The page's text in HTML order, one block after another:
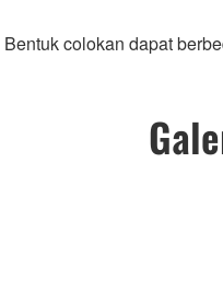
colokan dapat